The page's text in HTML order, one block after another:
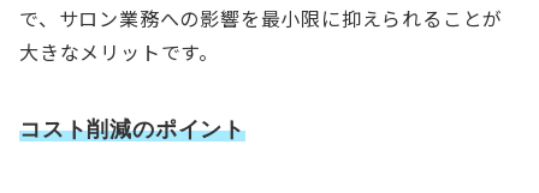
で、サロン業務への影響を最小限に抑えられることが
大きなメリットです。
コスト削減のポイント